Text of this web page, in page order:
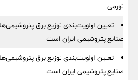
تورمی
تعیین اولویت‌بندی توزیع برق
صنایع پتروشیمی ایران است
تعیین اولویت‌بندی توزیع برق
صنایع پتروشیمی ایران است